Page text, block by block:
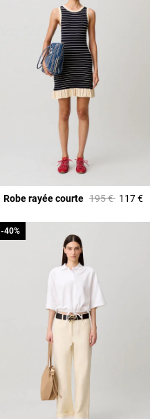
Robe rayée courte Prix réduit à
195 €à117 €
-40%
-40%